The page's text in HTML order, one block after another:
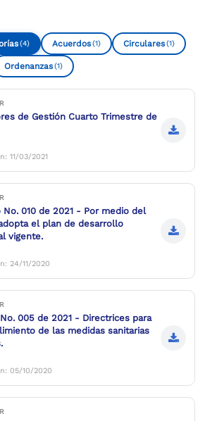
(4) Acuerdos(1) Circulares(1)
Ordenanzas(1)
de Gestión Cuarto Trimestre de
11/03/2021
No. 010 de 2021 - Por medio del
el plan de desarrollo
vigente.
24/11/2020
005 de 2021 - Directrices para
de las medidas sanitarias
05/10/2020